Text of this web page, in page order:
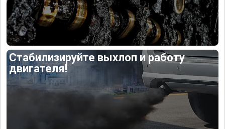
Стабилизируйте выхлоп и работу
двигателя!